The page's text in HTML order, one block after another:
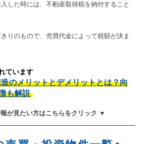
した時には、不動産取得税を納付すること
りのもので、売買代金によって税額が決ま
ています
のメリットとデメリットとは？向
も解説
が見たい方はこちらをクリック ▼